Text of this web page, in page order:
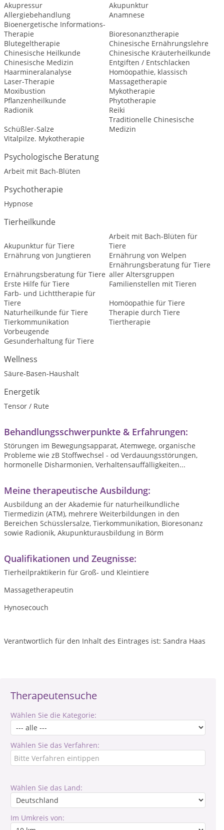
Therapeutensuche
Wählen Sie die Kategorie:
Wählen Sie das Verfahren:
Wählen Sie das Land:
Im Umkreis von:
Akupressur
Akupunktur
Allergiebehandlung
Anamnese
Bioenergetische Informations-
Therapie
Bioresonanztherapie
Blutegeltherapie
Chinesische Ernährungslehre
Chinesische Heilkunde
Chinesische Kräuterheilkunde
Chinesische Medizin
Entgiften / Entschlacken
Haarmineralanalyse
Homöopathie, klassisch
Laser-Therapie
Massagetherapie
Moxibustion
Mykotherapie
Pflanzenheilkunde
Phytotherapie
Radionik
Reiki
Schüßler-Salze
Traditionelle Chinesische
Medizin
Vitalpilze. Mykotherapie
Psychologische Beratung
Arbeit mit Bach-Blüten
Psychotherapie
Hypnose
Tierheilkunde
Akupunktur für Tiere
Arbeit mit Bach-Blüten für
Tiere
Ernährung von Jungtieren
Ernährung von Welpen
Ernährungsberatung für Tiere
Ernährungsberatung für Tiere
aller Altersgruppen
Erste Hilfe für Tiere
Familienstellen mit Tieren
Farb- und Lichttherapie für
Tiere
Homöopathie für Tiere
Naturheilkunde für Tiere
Therapie durch Tiere
Tierkommunikation
Tiertherapie
Vorbeugende
Gesunderhaltung für Tiere
Wellness
Säure-Basen-Haushalt
Energetik
Tensor / Rute
Behandlungsschwerpunkte & Erfahrungen:
Störungen im Bewegungsapparat, Atemwege, organische
Probleme wie zB Stoffwechsel - od Verdauungsstörungen,
hormonelle Disharmonien, Verhaltensauffälligkeiten...
Meine therapeutische Ausbildung:
Ausbildung an der Akademie für naturheilkundliche
Tiermedizin (ATM), mehrere Weiterbildungen in den
Bereichen Schüsslersalze, Tierkommunikation, Bioresonanz
sowie Radionik, Akupunkturausbildung in Börm
Qualifikationen und Zeugnisse:
Tierheilpraktikerin für Groß- und Kleintiere
Massagetherapeutin
Hynosecouch
Verantwortlich für den Inhalt des Eintrages ist: Sandra Haas